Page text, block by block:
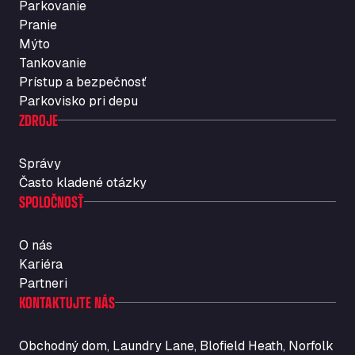
Rosario
Str. Vigentina, 205 km 5+380, 27010
Autotransit Amann
Auf dem Dreisch 8, 34346
Avin Kominis
Vasilikos Intersection E90, 46 100
Ashville Way, WA7 3EZ
AWJ Penrith Truckstop
M6 J40, Penrith Industrial Estate, CA11 9EH
Hill Barton Business park, EX5 1DR
Ballestas Flores
Ctra C 157 , 37009
Ballinluig Services
Bapaume Truck House A1
Parkovanie
Pranie
Mýto
Tankovanie
Prístup a bezpečnosť
Parkovisko pri depu
ZDROJE
Správy
Často kladené otázky
SPOLOČNOSŤ
O nás
Kariéra
Partneri
KONTAKTUJTE NÁS
Obchodný dom, Laundry Lane, Blofield Heath, Norfolk